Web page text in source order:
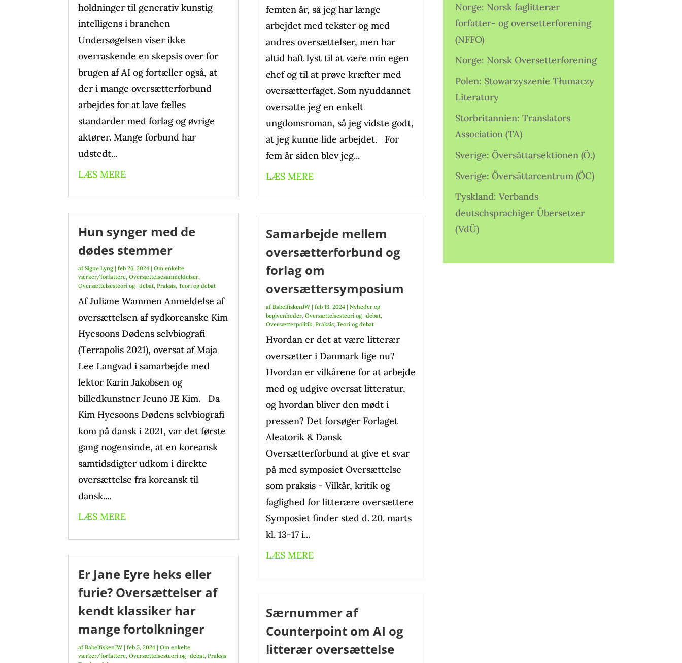
holdninger til generativ kunstig
intelligens i branchen
Undersøgelsen viser ikke
overraskende en skepsis over for
brugen af AI og fortæller også, at
der i mange oversætterforbund
arbejdes for at lave fælles
standarder med forlag og øvrige
aktører. Mange forbund har
udstedt...
LÆS MERE
Hun synger med de
dødes stemmer
afSigne Lyng|feb 26, 2024 |Om enkelte
værker/forfattere,Oversættelsesanmeldelser,
Oversættelsesteori og -debat,Praksis,Teori og debat
Af Juliane Wammen Anmeldelse af
oversættelsen af sydkoreanske Kim
Hyesoons Dødens selvbiografi
(Terrapolis 2021), oversat af Maja
Lee Langvad i samarbejde med
lektor Karin Jakobsen og
billedkunstner Jeuno JE Kim. Da
Kim Hyesoons Dødens selvbiografi
kom på dansk i 2021, var det første
gang nogensinde, at en koreansk
samtidsdigter udkom i direkte
oversættelse fra koreansk til
dansk....
LÆS MERE
Er Jane Eyre heks eller
furie? Oversættelser af
kendt klassiker har
mange fortolkninger
afBabelfiskenJW |feb 5, 2024 |Om enkelte
værker/forfattere,Oversættelsesteori og -debat,Praksis,
femten år, så jeg har længe
arbejdet med tekster og med
andres oversættelser, men har
altid haft lyst til at være min egen
chef og til at prøve kræfter med
oversætterfaget. Som nyuddannet
oversatte jeg en enkelt
ungdomsroman, så jeg vidste godt,
at jeg kunne lide arbejdet. For
fem år siden blev jeg...
LÆS MERE
Samarbejde mellem
oversætterforbund og
forlag om
oversættersymposium
afBabelfiskenJW| feb 13, 2024| Nyheder og
begivenheder, Oversættelsesteori og -debat,
Oversætterpolitik, Praksis, Teori og debat
Hvordan er det at være litterær
oversætter i Danmark lige nu?
Hvordan er vilkårene for at arbejde
med og udgive oversat litteratur,
og hvordan bliver den mødt i
pressen? Det forsøger Forlaget
Aleatorik & Dansk
Oversætterforbund at give et svar
på med symposiet Oversættelse
som praksis - Vilkår, kritik og
faglighed for litterære oversættere
Symposiet finder sted d. 20. marts
kl. 13-17 i...
LÆS MERE
Særnummer af
Counterpoint om AI og
litterær oversættelse
Norge: Norsk faglitterær
forfatter- og oversetterforening
(NFFO)
Norge: Norsk Oversetterforening
Polen: Stowarzyszenie Tłumaczy
Literatury
Storbritannien: Translators
Association (TA)
Sverige: Översättarsektionen (Ö.)
Sverige: Översättarcentrum (ÖC)
Tyskland: Verbands
deutschsprachiger Übersetzer
(VdÜ)